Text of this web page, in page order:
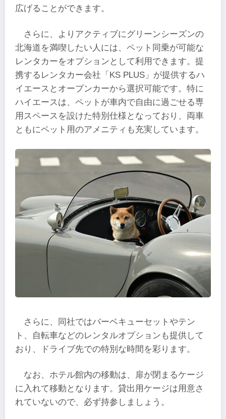
広げることができます。
さらに、よりアクティブにグリーンシーズンの
北海道を満喫したい人には、ペット同乗が可能な
レンタカーをオプションとして利用できます。提
携するレンタカー会社「KS PLUS」が提供するハ
イエースとオープンカーから選択可能です。特に
ハイエースは、ペットが車内で自由に過ごせる専
用スペースを設けた特別仕様となっており、両車
ともにペット用のアメニティも充実しています。
さらに、同社ではバーベキューセットやテン
ト、自転車などのレンタルオプションも提供して
おり、ドライブ先での特別な時間を彩ります。
なお、ホテル館内の移動は、扉が閉まるケージ
に入れて移動となります。貸出用ケージは用意さ
れていないので、必ず持参しましょう。